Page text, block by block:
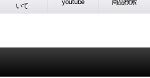
いて